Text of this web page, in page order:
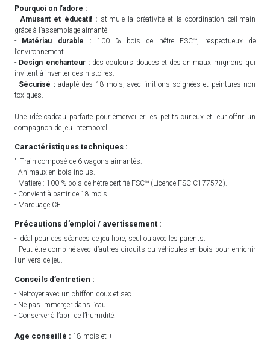
Pourquoi on l’adore :
- Amusant et éducatif : stimule la créativité et la coordination œil-main
grâce à l’assemblage aimanté.
-
Matériau durable : 100 % bois de hêtre FSC™, respectueux de
l’environnement.
- Design enchanteur :des couleurs douces et des animaux mignons qui
invitent à inventer des histoires.
- Sécurisé :adapté dès 18 mois, avec finitions soignées et peintures non
toxiques.
Une idée cadeau parfaite pour émerveiller les petits curieux et leur offrir un
compagnon de jeu intemporel.
Caractéristiques techniques :
'- Train composé de 6 wagons aimantés.
- Animaux en bois inclus.
- Matière : 100 % bois de hêtre certifié FSC™ (Licence FSC C177572).
- Convient à partir de 18 mois.
- Marquage CE.
Précautions d’emploi / avertissement :
- Idéal pour des séances de jeu libre, seul ou avec les parents.
- Peut être combiné avec d’autres circuits ou véhicules en bois pour enrichir
l’univers de jeu.
Conseils d’entretien :
- Nettoyer avec un chiffon doux et sec.
- Ne pas immerger dans l’eau.
- Conserver à l’abri de l’humidité.
Age conseillé : 18 mois et +